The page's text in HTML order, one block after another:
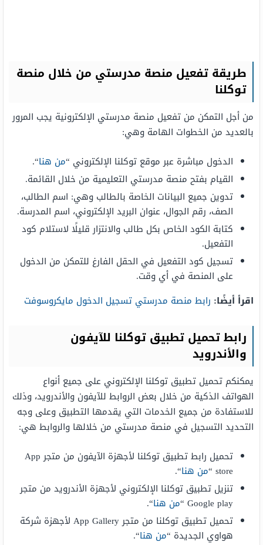
طريقة تفعيل منصة مدرستي من خلال منصة
توكلنا
من أجل التمكن من تفعيل منصة مدرستي الإلكترونية يجب المرور
بالعديد من الخطوات الهامة وهي:
الدخول مباشرة عبر موقع توكلنا الإلكتروني “من هنا“.
القيام بفتح منصة مدرستي التعليمية من خلال القائمة.
تدوين جميع البيانات الخاصة بالطالب وهي: اسم الطالب،
الصف، رقم الجوال، عنوان البريد الإلكتروني، اسم المدرسة.
كتابة الكود الخاص بكل طالب والانتزار قليلًا لاستلام كود
التفعيل.
تسجيل كود التفعيل في الحقل الفارغ للتمكن من الدخول
على المنصة في أي وقت.
اقرأ أيضًا: رابط منصة مدرستي تسجيل الدخول مايكروسوفت
رابط تحميل تطبيق توكلنا للآيفون
والأندرويد
يمكنكم تحميل تطبيق توكلنا الإلكتروني على جميع أنواع
الهواتف الذكية من خلال بعض الروابط للآيفون والأندرويد، وذلك
للاستفادة من جميع الخدمات التي يقدمها التطبيق وعلى وجه
التحديد التسجيل في منصة مدرستي من خلالها والروابط هي:
تحميل رابط تطبيق توكلنا لأجهزة الآيفون من متجر App
store “ من هنا“.
تنزيل تطبيق توكلنا الإلكتروني لأجهزة الأندرويد من متجر
Google play “ من هنا“.
تحميل تطبيق توكلنا من متجر App Gallery لأجهزة شركة
هواوي الجديدة “من هنا“.